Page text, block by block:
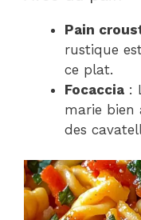
Pain
rustique
ce plat.
Focaccia :
marie bien
des